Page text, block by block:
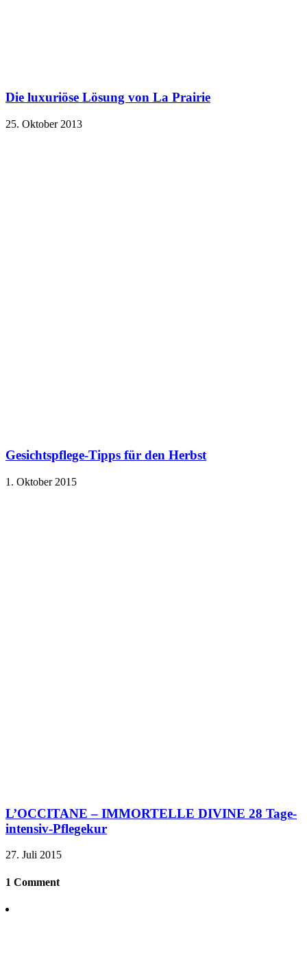
Die luxuriöse Lösung von La Prairie
25. Oktober 2013
Gesichtspflege-Tipps für den Herbst
1. Oktober 2015
L’OCCITANE – IMMORTELLE DIVINE 28 Tage-
intensiv-Pflegekur
27. Juli 2015
1 Comment